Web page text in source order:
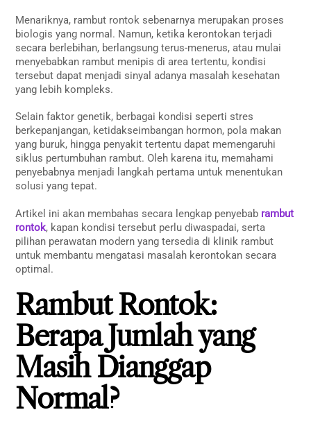
Menariknya, rambut rontok sebenarnya merupakan proses
biologis yang normal. Namun, ketika kerontokan terjadi
secara berlebihan, berlangsung terus-menerus, atau mulai
menyebabkan rambut menipis di area tertentu, kondisi
tersebut dapat menjadi sinyal adanya masalah kesehatan
yang lebih kompleks.
Selain faktor genetik, berbagai kondisi seperti stres
berkepanjangan, ketidakseimbangan hormon, pola makan
yang buruk, hingga penyakit tertentu dapat memengaruhi
siklus pertumbuhan rambut. Oleh karena itu, memahami
penyebabnya menjadi langkah pertama untuk menentukan
solusi yang tepat.
Artikel ini akan membahas secara lengkap penyebab rambut
rontok, kapan kondisi tersebut perlu diwaspadai, serta
pilihan perawatan modern yang tersedia di klinik rambut
untuk membantu mengatasi masalah kerontokan secara
optimal.
Rambut Rontok:
Berapa Jumlah yang
Masih Dianggap
Normal?